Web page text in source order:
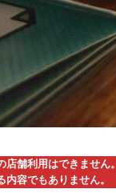
舗利用はできません。
容でもありません。